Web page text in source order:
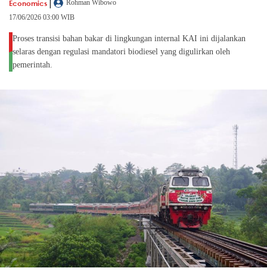
Economics |
Rohman Wibowo
17/06/2026 03:00 WIB
Proses transisi bahan bakar di lingkungan internal KAI ini dijalankan
selaras dengan regulasi mandatori biodiesel yang digulirkan oleh
pemerintah.